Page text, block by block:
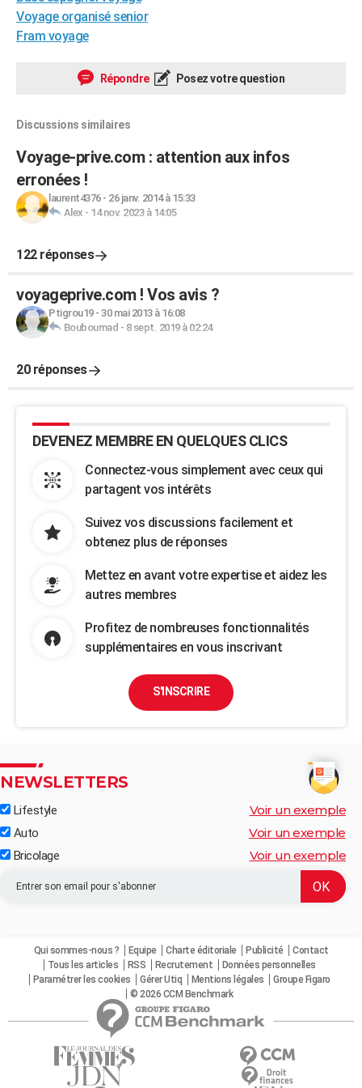
Destinations
City break
Voyage nature
Voyage de noces
Forum
Climat
+PHOTO
CARTE DE VOEUX
DICTIONNAIRE
Dictionnaire
Biographies
Citations
Expressions
Proverbes
PROGRAMME TV
COPAINS D'AVANT
AVIS DE DÉCÈS
Bricolage
Lifestyle
Culture
Sport
Auto
Television
Voyage
Cinema
Voyage organisé senior
Fram voyage
Répondre Posez votre question
Discussions similaires
Voyage-prive.com : attention aux infos
erronées !
laurent4376- 26 janv. 2014 à 15:33
Alex - 14 nov. 2023 à 14:05
122 réponses
voyageprive.com ! Vos avis ?
Ptigrou19- 30 mai 2013 à 16:08
Bouboumad - 8 sept. 2019 à 02:24
20 réponses
DEVENEZ MEMBRE EN QUELQUES CLICS
Connectez-vous simplement avec ceux qui
partagent vos intérêts
Suivez vos discussions facilement et
obtenez plus de réponses
Mettez en avant votre expertise et aidez les
autres membres
Profitez de nombreuses fonctionnalités
supplémentaires en vous inscrivant
S'INSCRIRE
NEWSLETTERS
Lifestyle Voir un exemple
Auto Voir un exemple
Bricolage Voir un exemple
Qui sommes-nous ? Equipe Charte éditoriale Publicité
Contact
Tous les articles
RSS Recrutement
Données personnelles
Paramétrer les cookies
Gérer Utiq Mentions légales
Groupe Figaro
© 2026 CCM Benchmark